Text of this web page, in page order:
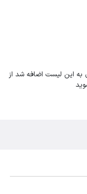
به این لیست اضافه شد از